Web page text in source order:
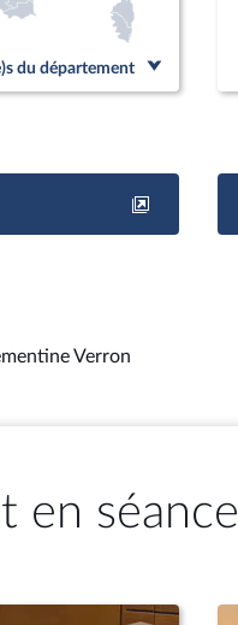
du département
Verron
en séance